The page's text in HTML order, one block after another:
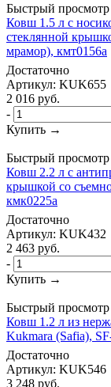
Быстрый просмотр
Ковш 1.5 л с
стеклянной
мрамор), кмт0156а
Достаточно
Артикул: KUK655
2 016 руб.
-
Купить →
Быстрый просмотр
Ковш 2.2 л с
крышкой со
кмк0225а
Достаточно
Артикул: KUK432
2 463 руб.
-
Купить →
Быстрый просмотр
Ковш 1.2 л из
Kukmara (Safia),
Достаточно
Артикул: KUK546
3 248 руб.